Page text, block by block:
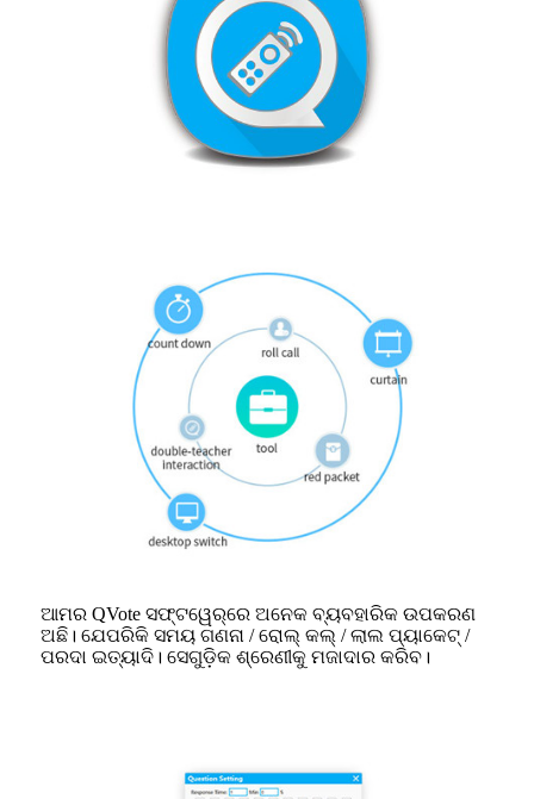
ଆମର QVote ସଫ୍ଟୱେର୍‌ରେ ଅନେକ ବ୍ୟବହାରିକ ଉପକରଣ
ଅଛି। ଯେପରିକି ସମୟ ଗଣନା / ରୋଲ୍ କଲ୍ / ଲାଲ ପ୍ୟାକେଟ୍ /
ପରଦା ଇତ୍ୟାଦି। ସେଗୁଡ଼ିକ ଶ୍ରେଣୀକୁ ମଜାଦାର କରିବ।